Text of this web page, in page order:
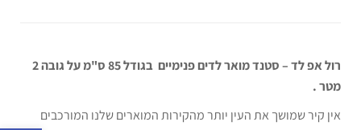
רול אפ לד – סטנד מואר לדים פנימיים בגודל 85 ס"מ על גובה 2
מטר .
אין קיר שמושך את העין יותר מהקירות המוארים שלנו המורכבים